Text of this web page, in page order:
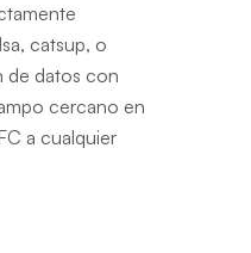
catsup, o
de datos con
cercano en
a cualquier